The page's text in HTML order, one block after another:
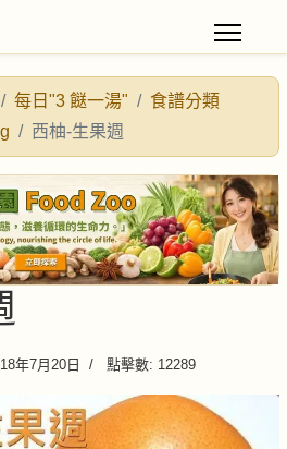
每日"3 餸一湯"
食譜分類
西柚-生果週
年7月20日 點擊數: 12289